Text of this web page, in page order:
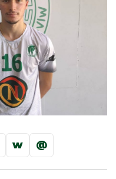
w @